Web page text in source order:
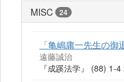
MISC 24
「亀嶋庸一先生の御
遠藤誠治
『成蹊法学』 (88) 1-